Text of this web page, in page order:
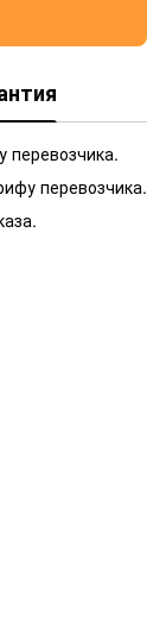
перевозчика.
перевозчика.